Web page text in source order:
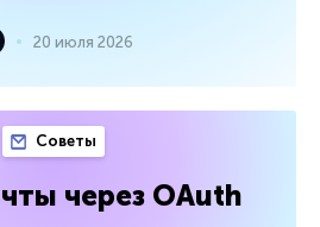
20 июля 2026
Советы
через OAuth